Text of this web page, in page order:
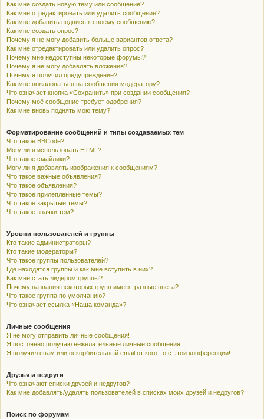
Как мне создать новую тему или сообщение?
Как мне отредактировать или удалить сообщение?
Как мне добавить подпись к своему сообщению?
Как мне создать опрос?
Почему я не могу добавить больше вариантов ответа?
Как мне отредактировать или удалить опрос?
Почему мне недоступны некоторые форумы?
Почему я не могу добавлять вложения?
Почему я получил предупреждение?
Как мне пожаловаться на сообщения модератору?
Что означает кнопка «Сохранить» при создании сообщения?
Почему моё сообщение требует одобрения?
Как мне вновь поднять мою тему?
Форматирование сообщений и типы создаваемых тем
Что такое BBCode?
Могу ли я использовать HTML?
Что такое смайлики?
Могу ли я добавлять изображения к сообщениям?
Что такое важные объявления?
Что такое объявления?
Что такое прилепленные темы?
Что такое закрытые темы?
Что такое значки тем?
Уровни пользователей и группы
Кто такие администраторы?
Кто такие модераторы?
Что такое группы пользователей?
Где находятся группы и как мне вступить в них?
Как мне стать лидером группы?
Почему названия некоторых групп имеют разные цвета?
Что такое группа по умолчанию?
Что означает ссылка «Наша команда»?
Личные сообщения
Я не могу отправить личные сообщения!
Я постоянно получаю нежелательные личные сообщения!
Я получил спам или оскорбительный email от кого-то с этой конференции!
Друзья и недруги
Что означают списки друзей и недругов?
Как мне добавлять/удалять пользователей в списках моих друзей и недругов?
Поиск по форумам